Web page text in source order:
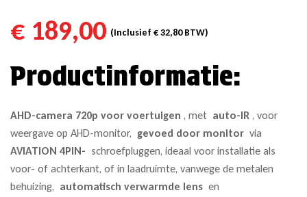
€ 189,00 (Inclusief €32,80BTW)
Productinformatie:
AHD-camera 720p voor voertuigen , met auto-IR , voor
weergave op AHD-monitor, gevoed door monitor via
AVIATION 4PIN- schroefpluggen, ideaal voor installatie als
voor- of achterkant, of in laadruimte, vanwege de metalen
behuizing, automatisch verwarmde lens en